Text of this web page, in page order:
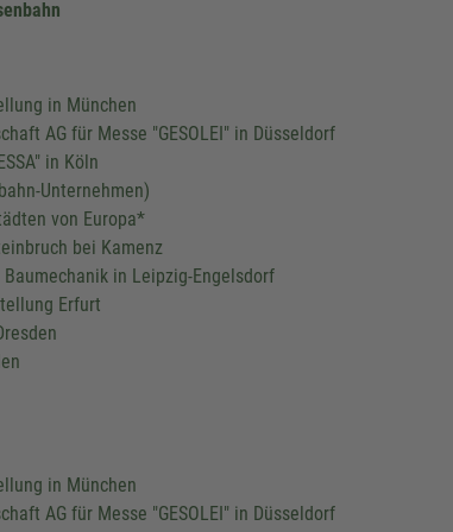
in München
AG für Messe "GESOLEI" in Düsseldorf
in Köln
Unternehmen)
von Europa*
bei Kamenz
in Leipzig-Engelsdorf
Erfurt
in München
AG für Messe "GESOLEI" in Düsseldorf